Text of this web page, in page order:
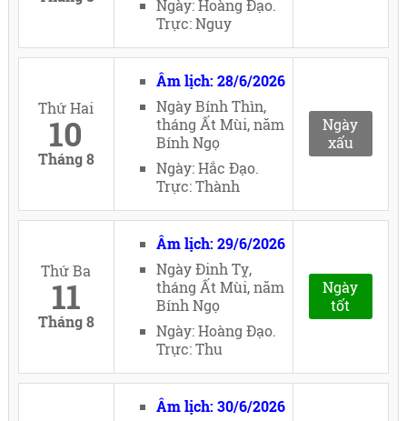
Ngày: Hoàng Đạo.
Trực: Nguy
Thứ Hai
10
Tháng 8
Âm lịch: 28/6/2026
Ngày Bính Thìn,
tháng Ất Mùi, năm
Bính Ngọ
Ngày: Hắc Đạo.
Trực: Thành
Ngày
xấu
Thứ Ba
11
Tháng 8
Âm lịch: 29/6/2026
Ngày Đinh Tỵ,
tháng Ất Mùi, năm
Bính Ngọ
Ngày: Hoàng Đạo.
Trực: Thu
Ngày
tốt
Âm lịch: 30/6/2026